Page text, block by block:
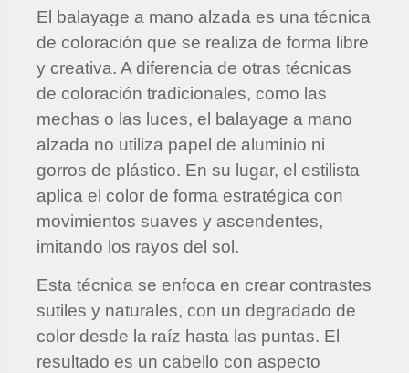
El balayage a mano alzada es una técnica
de coloración que se realiza de forma libre
y creativa. A diferencia de otras técnicas
de coloración tradicionales, como las
mechas o las luces, el balayage a mano
alzada no utiliza papel de aluminio ni
gorros de plástico. En su lugar, el estilista
aplica el color de forma estratégica con
movimientos suaves y ascendentes,
imitando los rayos del sol.
Esta técnica se enfoca en crear contrastes
sutiles y naturales, con un degradado de
color desde la raíz hasta las puntas. El
resultado es un cabello con aspecto